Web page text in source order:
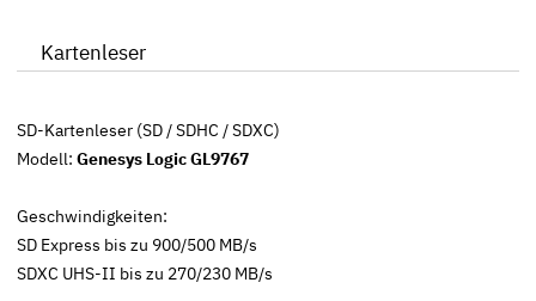
Kartenleser
SD-Kartenleser (SD / SDHC / SDXC)
Modell:Genesys Logic GL9767
Geschwindigkeiten:
SD Express bis zu 900/500 MB/s
SDXC UHS-II bis zu 270/230 MB/s